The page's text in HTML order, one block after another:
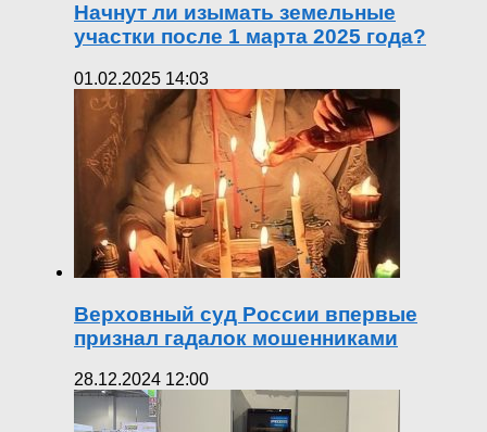
Начнут ли изымать земельные
участки после 1 марта 2025 года?
01.02.2025 14:03
Верховный суд России впервые
признал гадалок мошенниками
28.12.2024 12:00